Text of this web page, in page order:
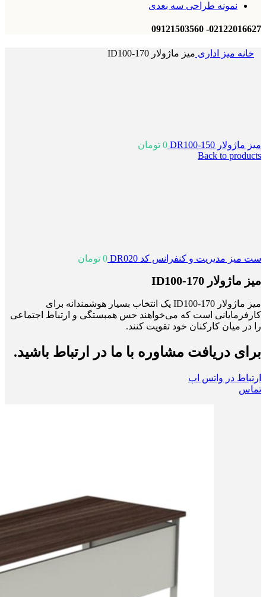
نمونه طراحی سه بعدی
02122016627- 09121503560
خانه میز اداری میز ماژولار ID100-170
میز ماژولار DR100-150 0 تومان
Back to products
ست میز مدیریت و کنفرانس کد DR020 0 تومان
میز ماژولار ID100-170
میز ماژولار ID100-170 یک انتخاب بسیار هوشمندانه برای
کارفرمایانی است که می‌خواهند حس همبستگی و ارتباط اجتماعی
را در میان کارکنان خود تقویت کنند.
برای دریافت مشاوره با ما در ارتباط باشید.
ارتباط در واتس اپ
تماس